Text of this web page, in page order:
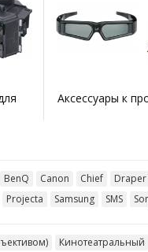
Аксессуары к
BenQ Canon Chief Draper
Projecta Samsung SMS
Кинотеатральный